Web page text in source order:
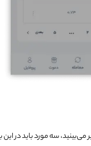
سه مورد باید در